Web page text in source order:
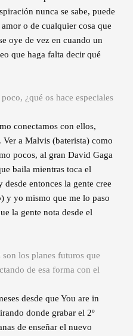
nunca se sabe, puede
o de cualquier cosa que
oye de vez en cuando un
que haga falta decir qué
¿qué os hace especiales
conectamos con ellos,
a Malvis (baterista) como
pocos, al gran David Gaga
baila mientras toca el
entonces la gente cree
y yo mismo que me lo paso
la gente nota desde el
los planes futuros que
de esa forma con el
desde que You are in
donde grabar el 2º
de enseñar el nuevo